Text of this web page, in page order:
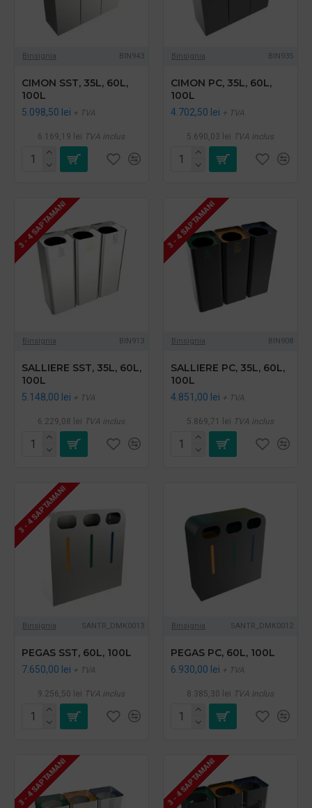
Binsignia BIN943
CIMON SST, 35L, 60L,
100L
5.098,50 lei + TVA
6.169,19 lei TVA inclus
Binsignia BIN935
CIMON PC, 35L, 60L,
100L
4.702,50 lei + TVA
5.690,03 lei TVA inclus
3 - 4 SAPTAMANI
Binsignia BIN913
SALLIERE SST, 35L, 60L,
100L
5.148,00 lei + TVA
6.229,08 lei TVA inclus
3 - 4 SAPTAMANI
Binsignia BIN908
SALLIERE PC, 35L, 60L,
100L
4.851,00 lei + TVA
5.869,71 lei TVA inclus
3 - 4 SAPTAMANI
Binsignia SANTR_DMK0013
PEGAS SST, 60L, 100L
7.650,00 lei + TVA
9.256,50 lei TVA inclus
Binsignia SANTR_DMK0012
PEGAS PC, 60L, 100L
6.930,00 lei + TVA
8.385,30 lei TVA inclus
3 - 4 SAPTAMANI 3 - 4 SAPTAMANI